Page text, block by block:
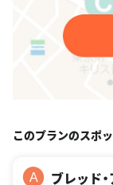
このプランのスポ
A ブレッド